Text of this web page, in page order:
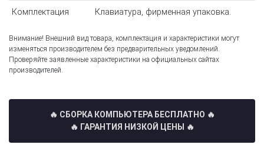
Комплектация Клавиатура, фирменная упаковка.
Внимание! Внешний вид товара, комплектация и характеристики могут
изменяться производителем без предварительных уведомлений.
Проверяйте заявленные характеристики на официальных сайтах
производителей.
🔥 СБОРКА КОМПЬЮТЕРА БЕСПЛАТНО 🔥
🔥 ГАРАНТИЯ НИЗКОЙ ЦЕНЫ 🔥